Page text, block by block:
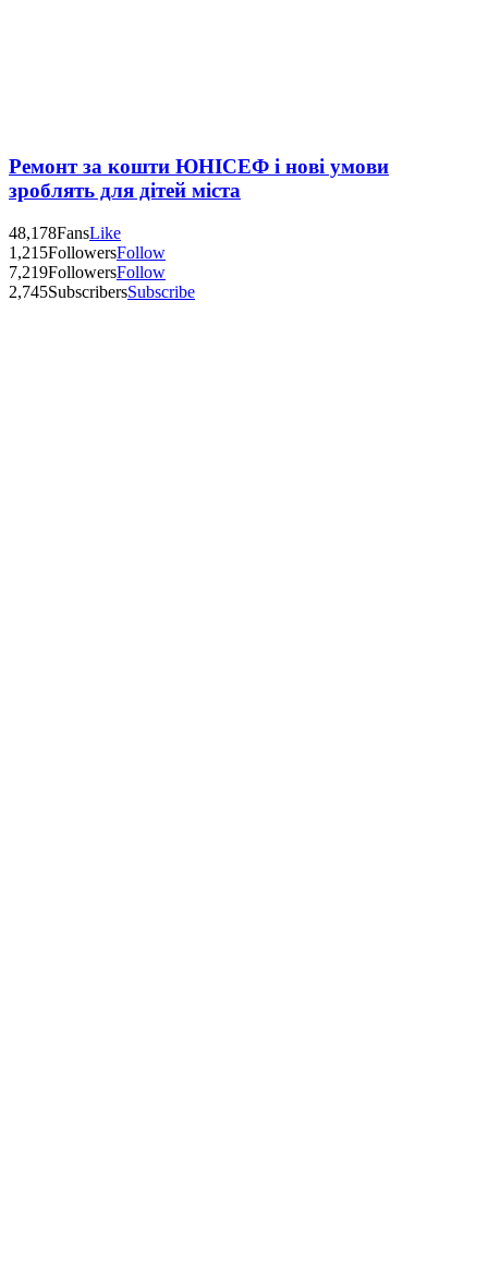
Ремонт за кошти ЮНІСЕФ і нові умови
зроблять для дітей міста
48,178FansLike
1,215FollowersFollow
7,219FollowersFollow
2,745SubscribersSubscribe